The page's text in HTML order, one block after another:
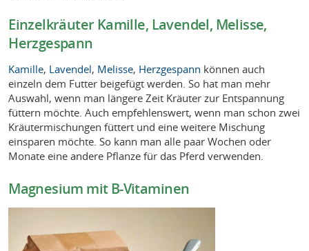
Einzelkräuter Kamille, Lavendel, Melisse,
Herzgespann
Kamille, Lavendel, Melisse, Herzgespann können auch
einzeln dem Futter beigefügt werden. So hat man mehr
Auswahl, wenn man längere Zeit Kräuter zur Entspannung
füttern möchte. Auch empfehlenswert, wenn man schon zwei
Kräutermischungen füttert und eine weitere Mischung
einsparen möchte. So kann man alle paar Wochen oder
Monate eine andere Pflanze für das Pferd verwenden.
Magnesium mit B-Vitaminen